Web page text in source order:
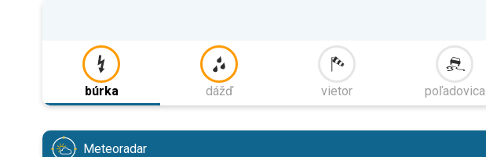
búrka dážď vietor poľadovica
Meteoradar